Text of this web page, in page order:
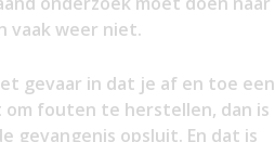
vaak weer niet.
gevaar in dat je af en toe een
fouten te herstellen, dan is
gevangenis opsluit. En dat is